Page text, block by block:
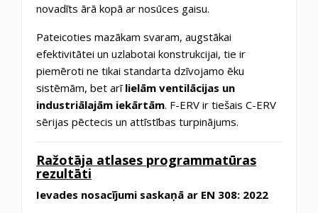
novadīts ārā kopā ar nosūces gaisu.
Pateicoties mazākam svaram, augstākai
efektivitātei un uzlabotai konstrukcijai, tie ir
piemēroti ne tikai standarta dzīvojamo ēku
sistēmām, bet arīlielām ventilācijas un
industriālajām iekārtām. F-ERV ir tiešais C-ERV
sērijas pēctecis un attīstības turpinājums.
Ražotāja atlases programmatūras
rezultāti
Ievades nosacījumi saskaņā ar EN 308: 2022